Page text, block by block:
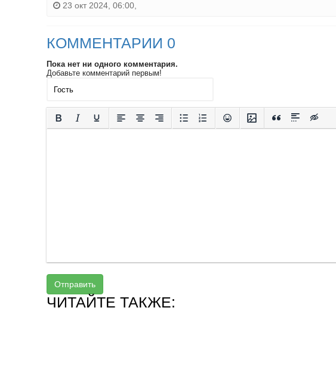
23 окт 2024, 06:00,
КОММЕНТАРИИ 0
Пока нет ни одного комментария.
Добавьте комментарий первым!
Отправить
ЧИТАЙТЕ ТАКЖЕ: